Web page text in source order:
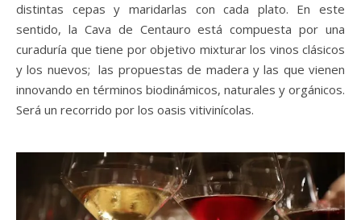
distintas cepas y maridarlas con cada plato. En este
sentido, la Cava de Centauro está compuesta por una
curaduría que tiene por objetivo mixturar los vinos clásicos
y los nuevos; las propuestas de madera y las que vienen
innovando en términos biodinámicos, naturales y orgánicos.
Será un recorrido por los oasis vitivinícolas.